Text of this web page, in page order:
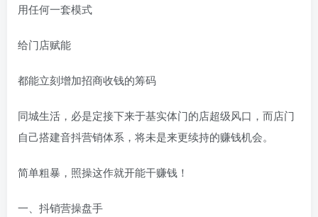
用任何一套模式
给门店赋能
都能立刻增加招商收钱的筹码
同城生活，必是定‬接下来于基‬实体门的店‬超级风口，而店门‬
自己搭建音抖‬营销体系，将未是‬来更续持‬的赚钱机会。
简单粗暴，照操这‬作就开能‬干赚钱！
一、抖销营‬操盘手